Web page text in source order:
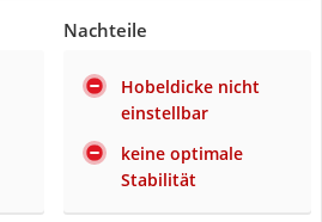
Nachteile
Hobeldicke nicht
einstellbar
keine optimale
Stabilität